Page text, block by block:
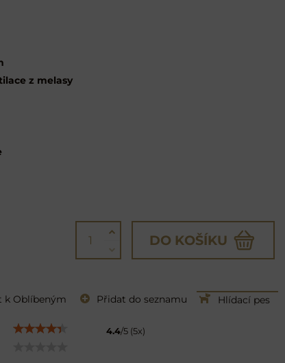
z melasy
DO KOŠÍKU
k Oblíbeným Přidat do seznamu Hlídací pes
4.4/5 (5x)